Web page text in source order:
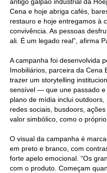
Cena e hoje abriga cafés,
restauro e hoje entregamos à
convivência. As pessoas
ali. É um legado real”, afirma
A campanha foi desenvolvida
Imobiliários, parceira da Cena
trazer um storytelling
sensível — que une passado
plano de mídia inclui
redes sociais, busdoors,
valor simbólico, como o
O visual da campanha é
em preto e branco, com
forte apelo emocional. “Os
com o produto. Começam